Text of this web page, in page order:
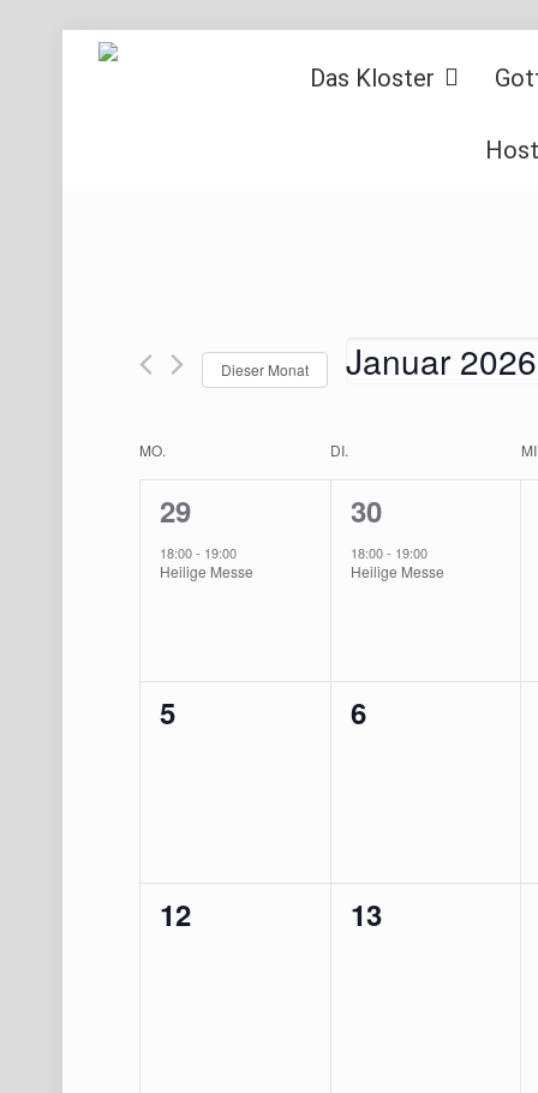
Das Kloster
Dieser Monat Januar 2026
Kalender
von
Veranstaltungen
MO. DI. MI.
1
Veranstaltung,
29
18:00- 19:00
Heilige Messe
1
30
18:00- 19:00
Heilige Messe
0
5
0
6
0
12
0
13